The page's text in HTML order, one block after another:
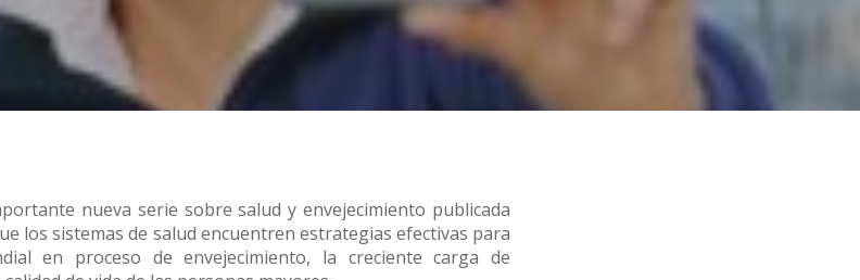
nueva serie sobre salud y envejecimiento publicada
los sistemas de salud encuentren estrategias efectivas para
en proceso de envejecimiento, la creciente carga de